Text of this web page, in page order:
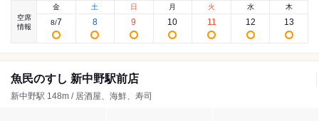
空席
情報
金
8/7
土
8
日
9
月
10
火
11
水
12
木
13
魚民のすし 新中野駅前店
新中野駅 148m / 居酒屋、海鮮、寿司